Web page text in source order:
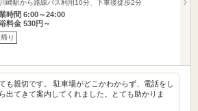
崎駅から路線バス利用10分、下車後徒歩2分
時間 6:00～24:00
料金 530円～
り
も親切です。 駐車場がどこかわからず、電話をし
出てきて案内してくれました。とても助かりま